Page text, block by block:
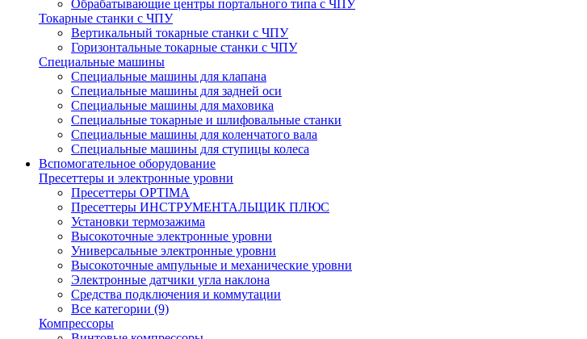
Обрабатывающие центры портального типа с ЧПУ
Токарные станки с ЧПУ
Вертикальный токарные станки с ЧПУ
Горизонтальные токарные станки с ЧПУ
Специальные машины
Специальные машины для клапана
Специальные машины для задней оси
Специальные машины для маховика
Специальные токарные и шлифовальные станки
Специальные машины для коленчатого вала
Специальные машины для ступицы колеса
Вспомогательное оборудование
Пресеттеры и электронные уровни
Пресеттеры OPTIMA
Пресеттеры ИНСТРУМЕНТАЛЬЩИК ПЛЮС
Установки термозажима
Высокоточные электронные уровни
Универсальные электронные уровни
Высокоточные ампульные и механические уровни
Электронные датчики угла наклона
Средства подключения и коммутации
Все категории (9)
Компрессоры